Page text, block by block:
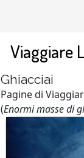
Viaggiare
Ghiacciai
Pagine di
(Enormi masse di